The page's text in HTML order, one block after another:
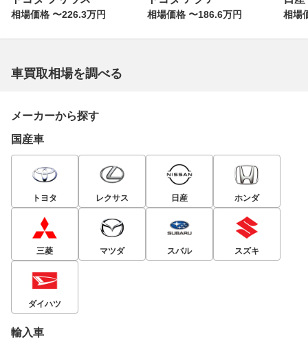
相場価格 〜226.3万円 相場価格 〜186.6万円 相場
車買取相場を調べる
メーカーから探す
国産車
トヨタ レクサス 日産 ホンダ
三菱 マツダ スバル スズキ
ダイハツ
輸入車